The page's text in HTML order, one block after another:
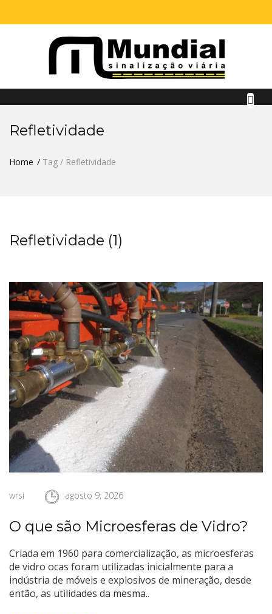
Refletividade
Home Tag / Refletividade
Refletividade (1)
wrsi agosto 9, 2026
O que são Microesferas de Vidro?
Criada em 1960 para comercialização, as microesferas
de vidro ocas foram utilizadas inicialmente para a
indústria de móveis e explosivos de mineração, desde
então, as utilidades da mesma..